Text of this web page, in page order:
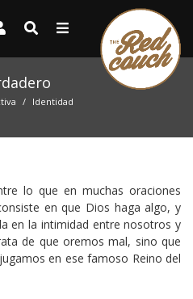
Identidad
lo que en muchas oraciones
en que Dios haga algo, y
en la intimidad entre nosotros y
de que oremos mal, sino que
en ese famoso Reino del